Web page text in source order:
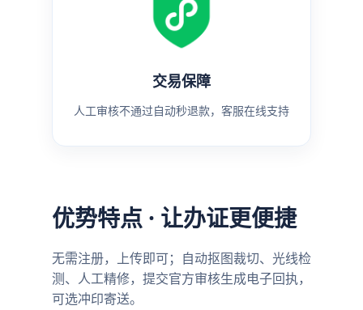
交易保障
人工审核不通过自动秒退款，客服在线支持
优势特点 · 让办证更便捷
无需注册，上传即可；自动抠图裁切、光线检
测、人工精修，提交官方审核生成电子回执，
可选冲印寄送。